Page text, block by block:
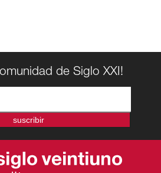
de Siglo XXI!
suscribir